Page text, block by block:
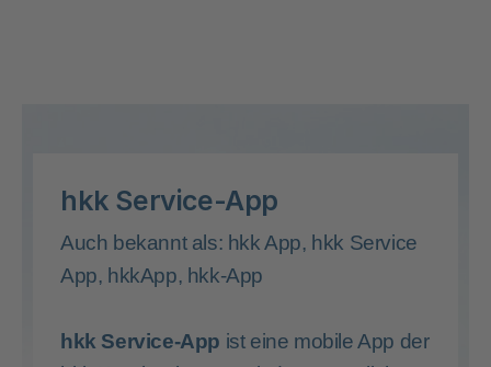
hkk Service-App
Auch bekannt als: hkk App, hkk Service
App, hkkApp, hkk-App
hkk Service-App ist eine mobile App der